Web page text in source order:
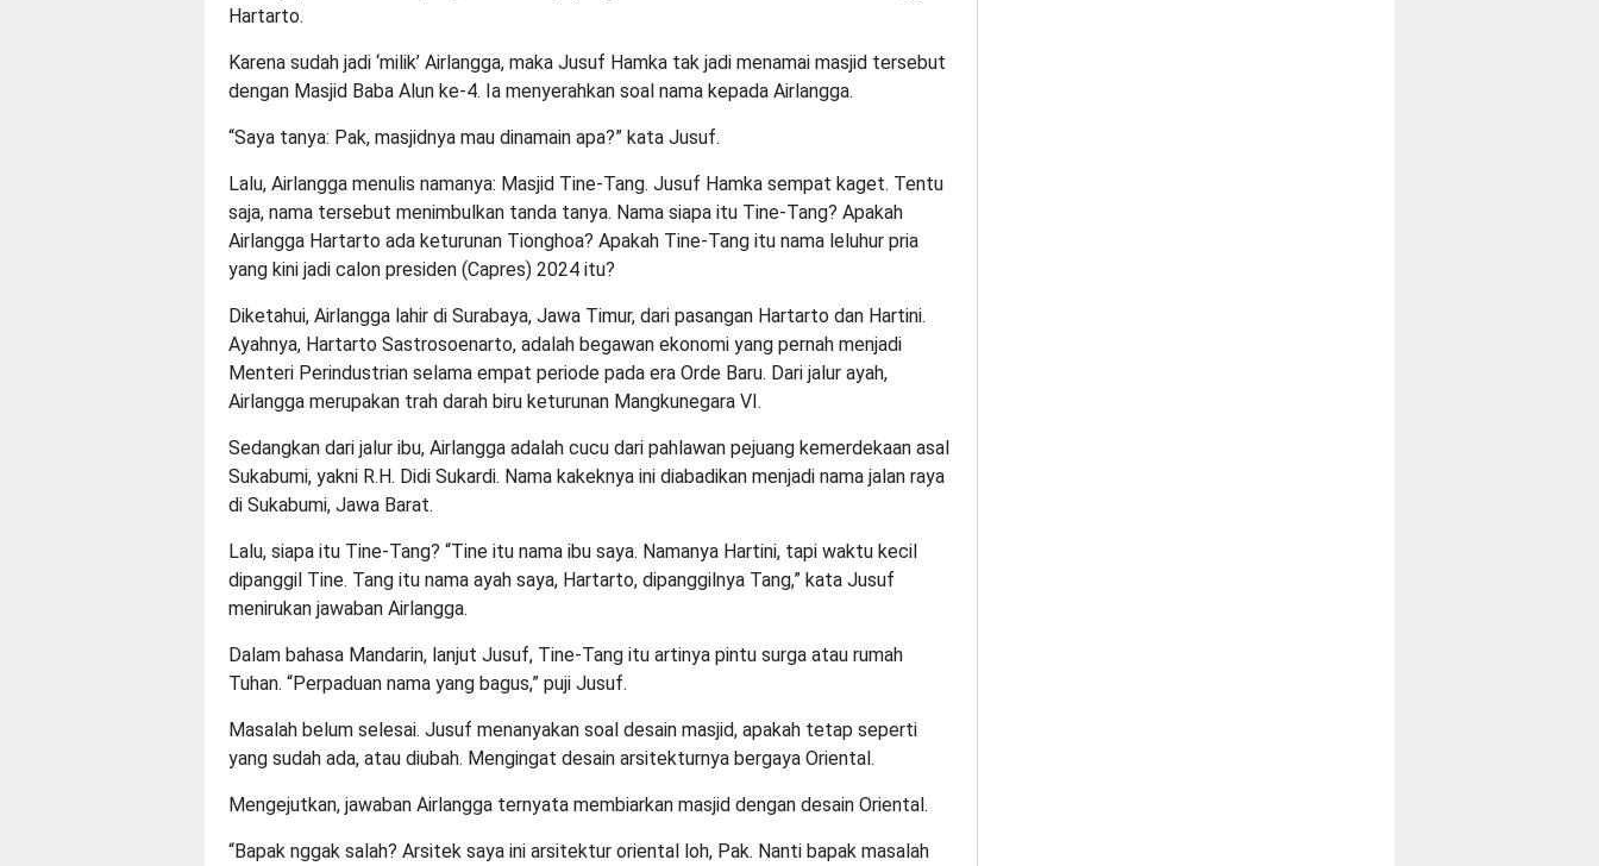
Hartarto.
Karena sudah jadi ‘milik’ Airlangga, maka Jusuf Hamka tak jadi menamai masjid tersebut
dengan Masjid Baba Alun ke-4. Ia menyerahkan soal nama kepada Airlangga.
“Saya tanya: Pak, masjidnya mau dinamain apa?” kata Jusuf.
Lalu, Airlangga menulis namanya: Masjid Tine-Tang. Jusuf Hamka sempat kaget. Tentu
saja, nama tersebut menimbulkan tanda tanya. Nama siapa itu Tine-Tang? Apakah
Airlangga Hartarto ada keturunan Tionghoa? Apakah Tine-Tang itu nama leluhur pria
yang kini jadi calon presiden (Capres) 2024 itu?
Diketahui, Airlangga lahir di Surabaya, Jawa Timur, dari pasangan Hartarto dan Hartini.
Ayahnya, Hartarto Sastrosoenarto, adalah begawan ekonomi yang pernah menjadi
Menteri Perindustrian selama empat periode pada era Orde Baru. Dari jalur ayah,
Airlangga merupakan trah darah biru keturunan Mangkunegara VI.
Sedangkan dari jalur ibu, Airlangga adalah cucu dari pahlawan pejuang kemerdekaan asal
Sukabumi, yakni R.H. Didi Sukardi. Nama kakeknya ini diabadikan menjadi nama jalan raya
di Sukabumi, Jawa Barat.
Lalu, siapa itu Tine-Tang? “Tine itu nama ibu saya. Namanya Hartini, tapi waktu kecil
dipanggil Tine. Tang itu nama ayah saya, Hartarto, dipanggilnya Tang,” kata Jusuf
menirukan jawaban Airlangga.
Dalam bahasa Mandarin, lanjut Jusuf, Tine-Tang itu artinya pintu surga atau rumah
Tuhan. “Perpaduan nama yang bagus,” puji Jusuf.
Masalah belum selesai. Jusuf menanyakan soal desain masjid, apakah tetap seperti
yang sudah ada, atau diubah. Mengingat desain arsitekturnya bergaya Oriental.
Mengejutkan, jawaban Airlangga ternyata membiarkan masjid dengan desain Oriental.
“Bapak nggak salah? Arsitek saya ini arsitektur oriental loh, Pak. Nanti bapak masalah